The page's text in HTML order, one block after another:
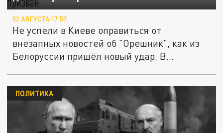
02 АВГУСТА 17:57
Не успели в Киеве оправиться от
внезапных новостей об "Орешник", как из
Белоруссии пришёл новый удар. В
ПОЛИТИКА